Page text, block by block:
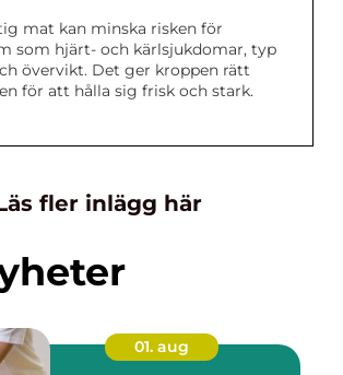
mat kan minska risken för
som hjärt- och kärlsjukdomar, typ
övervikt. Det ger kroppen rätt
för att hålla sig frisk och stark.
fler inlägg här
01. aug